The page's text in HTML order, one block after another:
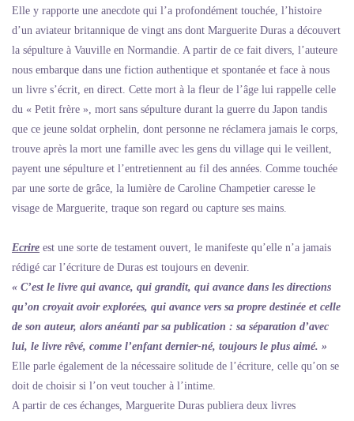
Elle y rapporte une anecdote qui l’a profondément touchée, l’histoire
d’un aviateur britannique de vingt ans dont Marguerite Duras a découvert
la sépulture à Vauville en Normandie. A partir de ce fait divers, l’auteure
nous embarque dans une fiction authentique et spontanée et face à nous
un livre s’écrit, en direct. Cette mort à la fleur de l’âge lui rappelle celle
du « Petit frère », mort sans sépulture durant la guerre du Japon tandis
que ce jeune soldat orphelin, dont personne ne réclamera jamais le corps,
trouve après la mort une famille avec les gens du village qui le veillent,
payent une sépulture et l’entretiennent au fil des années. Comme touchée
par une sorte de grâce, la lumière de Caroline Champetier caresse le
visage de Marguerite, traque son regard ou capture ses mains.
Ecrire est une sorte de testament ouvert, le manifeste qu’elle n’a jamais
rédigé car l’écriture de Duras est toujours en devenir.
« C’est le livre qui avance, qui grandit, qui avance dans les directions
qu’on croyait avoir explorées, qui avance vers sa propre destinée et celle
de son auteur, alors anéanti par sa publication : sa séparation d’avec
lui, le livre rêvé, comme l’enfant dernier-né, toujours le plus aimé. »
Elle parle également de la nécessaire solitude de l’écriture, celle qu’on se
doit de choisir si l’on veut toucher à l’intime.
A partir de ces échanges, Marguerite Duras publiera deux livres